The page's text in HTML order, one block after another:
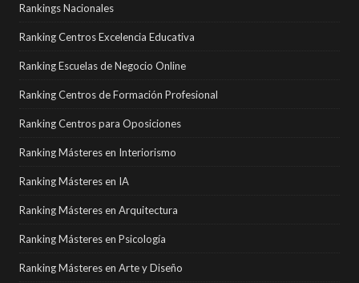
Rankings Nacionales
Ranking Centros Excelencia Educativa
Ranking Escuelas de Negocio Online
Ranking Centros de Formación Profesional
Ranking Centros para Oposiciones
Ranking Másteres en Interiorismo
Ranking Másteres en IA
Ranking Másteres en Arquitectura
Ranking Másteres en Psicología
Ranking Másteres en Arte y Diseño